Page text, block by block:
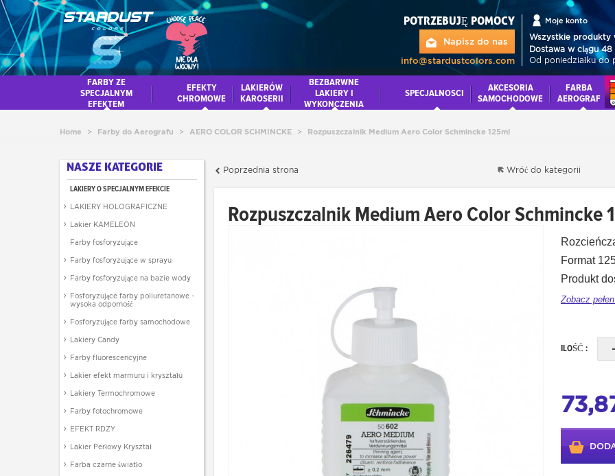
POTRZEBUJĘ POMOCY
Napisz do nas
info@stardustcolors.com
Moje konto
Wszystkie produkty
Dostawa w ciągu 48
Od poniedziałku
FARBY ZE
SPECJALNYM
EFEKTEM
EFEKTY
CHROMOWE
LAKIERÓW
KAROSERII
BEZBARWNE
LAKIERY I
WYKONCZENIA
SPECJALNOSCI
AKCESORIA
SAMOCHODOWE
FARBA
AEROGRAF
Home > Farby do Aerografu > AERO COLOR SCHMINCKE > Rozpuszczalnik Medium Aero Color Schmincke 125ml
NASZE KATEGORIE
LAKIERY O SPECJALNYM EFEKCIE
LAKIERY HOLOGRAFICZNE
Lakier KAMELEON
Farby fosforyzujące
Farby fosforyzujące w sprayu
Farby fosforyzujące na bazie wody
Fosforyzujące farby poliuretanowe -
wysoka odporność
Fosforyzujące farby samochodowe
Lakiery Candy
Farby fluorescencyjne
Lakier efekt marmuru i kryształu
Lakiery Termochromowe
Farby fotochromowe
EFEKT RDZY
Lakier Perłowy Kryształ
Farba czarne światło
Poprzednia strona Wróć do kategorii
Rozpuszczalnik Medium Aero Color Schmincke
Format
Produkt
Zobacz
ILOŚĆ :